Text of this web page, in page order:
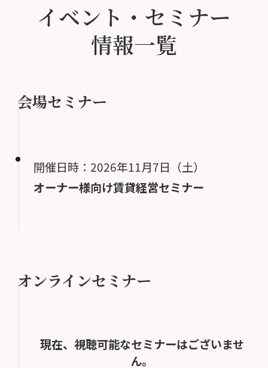
イベント・セミナー
情報一覧
会場セミナー
開催日時：2026年11月7日（土）
オーナー様向け賃貸経営セミナー
オンラインセミナー
現在、視聴可能なセミナーはございませ
ん。